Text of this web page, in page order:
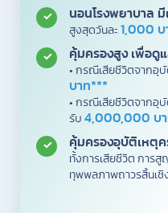
นอนโรงพยาบาล มี
สูงสุดวันละ 1,000 บ
คุ้มครองสูง เพื่อดู
• กรณีเสียชีวิตจากอุ
บาท***
• กรณีเสียชีวิตจากอุบั
รับ 4,000,000 บ
คุ้มครองอุบัติเหตุ
ทั้งการเสียชีวิต การสู
ทุพพลภาพถาวรสิ้นเชิ